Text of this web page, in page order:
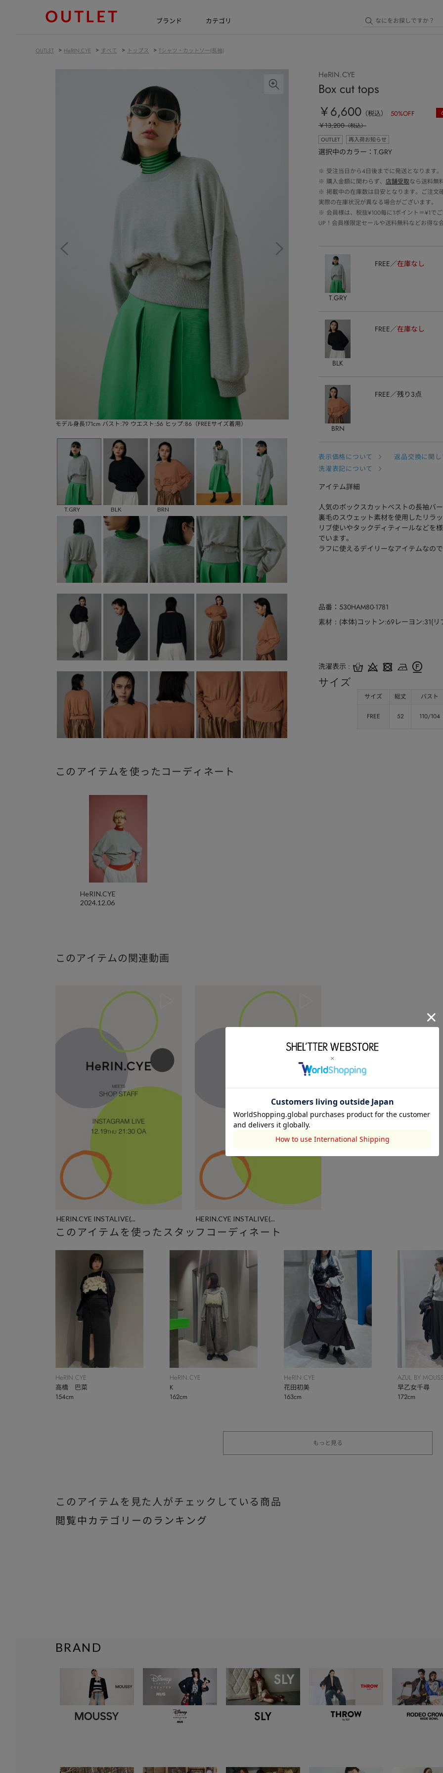
ブランド カテゴリ
OUTLET > HeRIN.CYE > すべて > トップス > Tシャツ・カットソー(長袖)
モデル身長171cm バスト:79 ウエスト:56 ヒップ:86（FREEサイズ着用）
T.GRY BLK BRN
HeRIN.CYE
Box cut tops
￥6,600 （税込） 50%OFF
￥13,200（税込）
OUTLET
再入荷お知らせ
選択中のカラー：T.GRY
※ 受注当日から4日後までに発送となります
※ 購入金額に関わらず、 店舗受取なら送料無
※ 掲載中の在庫数は目安となります。ご注文
実際の在庫状況が異なる場合がございます。
※ 会員様は、税抜¥100毎に1ポイント＝¥1で
UP！会員様限定セールや送料無料などお得な
T.GRY
FREE 在庫なし
BLK
FREE 在庫なし
BRN
FREE 残り3点
表示価格について 返品交換に関し
洗濯表記について
アイテム詳細
人気のボックスカットベストの長袖バー
裏毛のスウェット素材を使用したリラ
リブ使いやタックディティールなどを
でいます。
ラフに使えるデイリーなアイテムなの
品番 530HAM80-1781
素材 (本体)コットン:69レーヨン:31(
洗濯表示
サイズ
サイズ 総丈 バスト
FREE 52 110/104
このアイテムを使ったコーディネート
2024.12.06
HeRIN.CYE
このアイテムの関連動画
HERIN.CYE INSTALIVE(... HERIN.CYE INSTALIVE(...
このアイテムを使ったスタッフコーディネート
HeRIN.CYE
高橋 巴菜
154cm
HeRIN.CYE
K
162cm
HeRIN.CYE
花田初美
163cm
AZUL BY
早乙女千尋
172cm
もっと見る
このアイテムを見た人がチェックしている商品
閲覧中カテゴリーのランキング
BRAND